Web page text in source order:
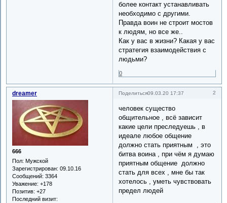
более контакт устанавливать
необходимо с другими.
Правда воин не строит мостов
к людям, но все же..
Как у вас в жизни? Какая у вас
стратегия взаимодействия с
людьми?
0
Поделиться 2
09.03.20 17:37
dreamer
666
Пол: Мужской
Зарегистрирован: 09.10.16
Сообщений: 3364
Уважение: +178
Позитив: +27
Последний визит:
человек существо
общительное , всё зависит
какие цели преследуешь , в
идеале любое общение
должно стать приятным , это
битва воина , при чём я думаю
приятным общение должно
стать для всех , мне бы так
хотелось , уметь чувствовать
предел людей